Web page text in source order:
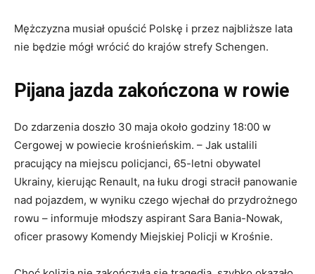
Mężczyzna musiał opuścić Polskę i przez najbliższe lata
nie będzie mógł wrócić do krajów strefy Schengen.
Pijana jazda zakończona w rowie
Do zdarzenia doszło 30 maja około godziny 18:00 w
Cergowej w powiecie krośnieńskim. – Jak ustalili
pracujący na miejscu policjanci, 65-letni obywatel
Ukrainy, kierując Renault, na łuku drogi stracił panowanie
nad pojazdem, w wyniku czego wjechał do przydrożnego
rowu – informuje młodszy aspirant Sara Bania-Nowak,
oficer prasowy Komendy Miejskiej Policji w Krośnie.